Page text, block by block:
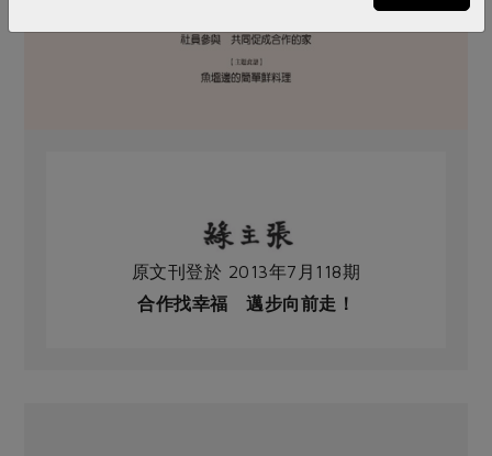
原文刊登於 2013年7月118期
合作找幸福 邁步向前走！